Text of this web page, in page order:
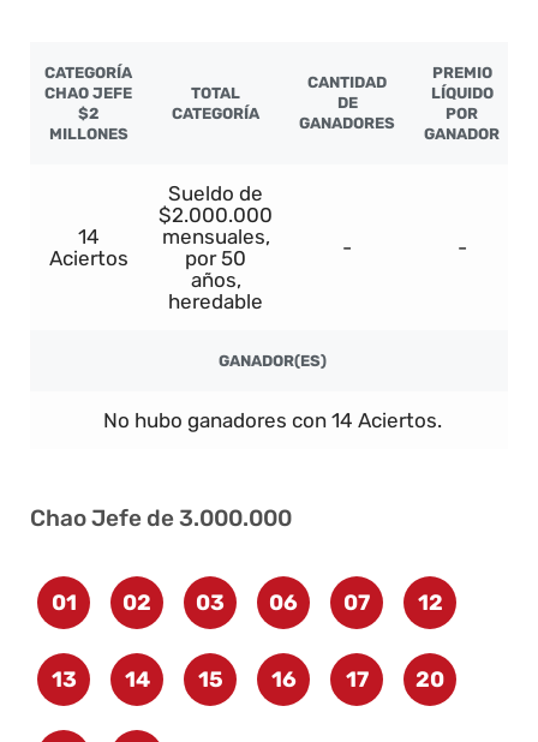
CATEGORÍA
CHAO JEFE
$2
MILLONES
TOTAL
CATEGORÍA
CANTIDAD
DE
GANADORES
PREMIO
LÍQUIDO
POR
GANADOR
14
Aciertos
Sueldo de
$2.000.000
mensuales,
por 50
años,
heredable
- -
GANADOR(ES)
No hubo ganadores con 14 Aciertos.
Chao Jefe de 3.000.000
01 02 03 06 07 12
13 14 15 16 17 20